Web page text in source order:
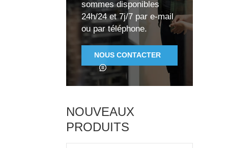
sommes disponibles
24h/24 et 7j/7 par e-mail
ou par téléphone.
NOUS CONTACTER
NOUVEAUX
PRODUITS